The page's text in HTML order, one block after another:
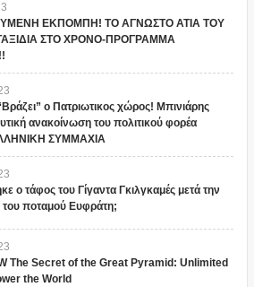
ΕΚΠΟΜΠΗ! ΤΟ ΑΓΝΩΣΤΟ ΑΤΙΑ ΤΟΥ
ΣΤΟ ΧΡΟΝΟ-ΠΡΟΓΡΑΜΜΑ
ο Πατριωτικος χώρος! Μπινιάρης
ανακοίνωση του πολιτικού φορέα
ΣΥΜΜΑΧΙΑ
ο τάφος του Γίγαντα Γκιλγκαμές μετά την
ποταμού Ευφράτη;
The Secret of the Great Pyramid: Unlimited
the World